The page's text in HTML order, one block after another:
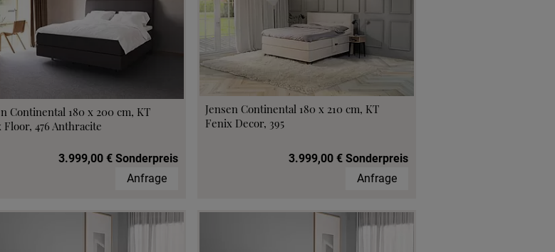
Continental 180 x 200 cm, KT
Floor, 476 Anthracite
3.999,00 € Sonderpreis
Anfrage
Jensen Continental 180 x 210 cm, KT
Fenix Decor, 395
3.999,00 € Sonderpreis
Anfrage